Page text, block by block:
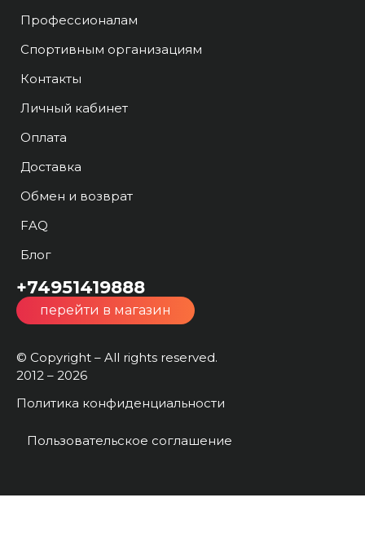
Профессионалам
Спортивным организациям
Контакты
Личный кабинет
Оплата
Доставка
Обмен и возврат
FAQ
Блог
+74951419888
перейти в магазин
© Copyright – All rights reserved.
2012 – 2026
Политика конфиденциальности
Пользовательское соглашение